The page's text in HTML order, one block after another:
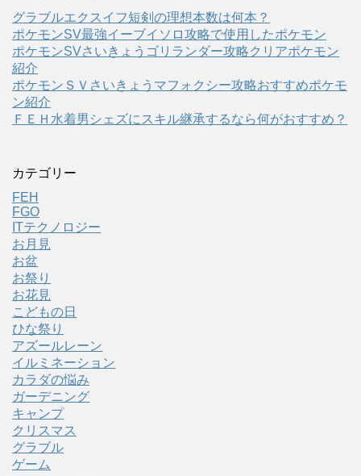
グラブルエクスイフ短剣の理想本数は何本？
ポケモンSV最強イーブイソロ攻略で使用したポケモン
ポケモンSVさいきょうゴリランダー攻略クリアポケモン
紹介
ポケモンＳＶさいきょうマフォクシー攻略おすすめポケモ
ン紹介
ＦＥＨ水着男シェズにスキル継承するなら何がおすすめ？
カテゴリー
FEH
FGO
ITテクノロジー
お月見
お盆
お祭り
お花見
こどもの日
ひな祭り
アズールレーン
イルミネーション
カラダの悩み
ガーデニング
キャンプ
クリスマス
グラブル
ゲーム